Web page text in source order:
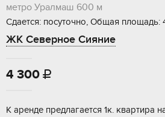
метро Уралмаш 600 м
Сдается: посуточно, Общая площадь:
ЖК Северное Сияние
4 300 
К аренде предлагается 1к. квартира